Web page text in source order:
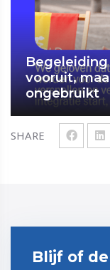
SHARE
vooruit,
ongebruikt
Blijf of